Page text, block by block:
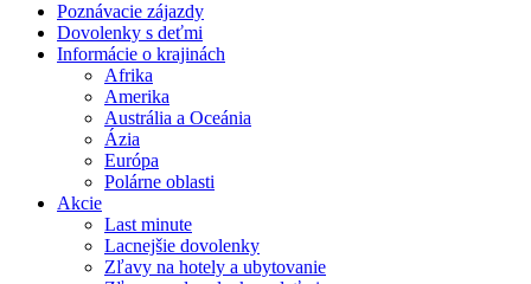
Poznávacie zájazdy
Dovolenky s deťmi
Informácie o krajinách
Afrika
Amerika
Austrália a Oceánia
Ázia
Európa
Polárne oblasti
Akcie
Last minute
Lacnejšie dovolenky
Zľavy na hotely a ubytovanie